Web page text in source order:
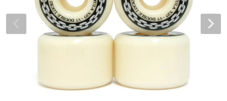
7.7inch
7.8inch
56mm
ボーンズ XF（エックスフォーミュラ）
ボーンズ STF（エスティーエフ）
パウエルペラルタ DF（ドラゴンフォーミュ
ベアリング
デッキテープ
パーツ・その他
24cm
24.5cm
インソール
シューレース・その他
トレーナー・セーター
パンツ
長袖ボタンシャツ
ブランド紹介
INFO
求人情報
プライバシーポリシー